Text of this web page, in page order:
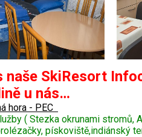
SkiResort
u nás…
hora - PEC
( Stezka okrunami stromů,
pískoviště,indiánský